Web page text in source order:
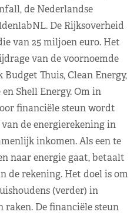
de Nederlandse
De Rijksoverheid
van 25 miljoen euro. Het
van de voornoemde
Thuis, Clean Energy,
Shell Energy. Om in
financiële steun wordt
de energierekening in
inkomen. Als een te
naar energie gaat, betaalt
de rekening. Het doel is om
(verder) in
De financiële steun